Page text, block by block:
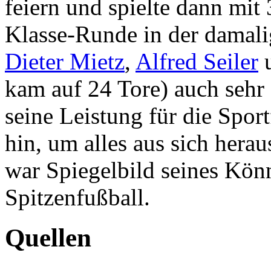
feiern und spielte dann mit
Klasse-Runde in der
Dieter Mietz, Alfred Seiler
kam auf 24 Tore) auch
seine Leistung für die
hin, um alles aus sich
war Spiegelbild seines
Spitzenfußball.
Quellen